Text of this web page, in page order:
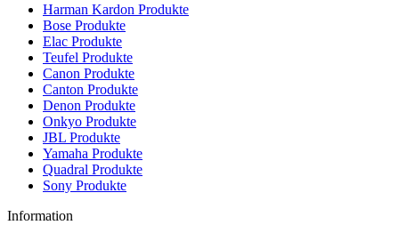
Harman Kardon Produkte
Bose Produkte
Elac Produkte
Teufel Produkte
Canon Produkte
Canton Produkte
Denon Produkte
Onkyo Produkte
JBL Produkte
Yamaha Produkte
Quadral Produkte
Sony Produkte
Information